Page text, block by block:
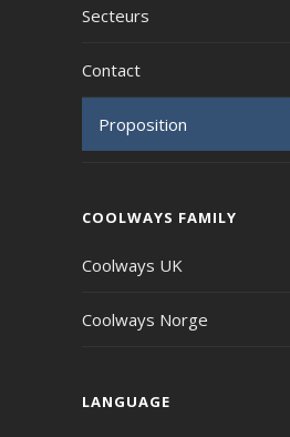
Secteurs
Contact
Proposition
COOLWAYS FAMILY
Coolways UK
Coolways Norge
LANGUAGE